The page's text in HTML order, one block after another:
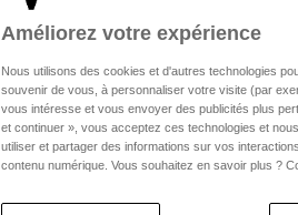
Améliorez votre expérience
Nous utilisons des cookies et d'autres technologies
souvenir de vous, à personnaliser votre visite (par
vous intéresse et vous envoyer des publicités plus
et continuer », vous acceptez ces technologies et
utiliser et partager des informations sur vos
contenu numérique. Vous souhaitez en savoir plus ?